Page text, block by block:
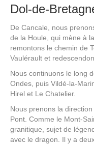
Dol-de-
De Cancale, nous
de la Houle, qui mène à
remontons le chemin de
Vaulérault et
Nous continuons le long
Ondes, puis Vildé-la-
Hirel et Le Chatelier.
Nous prenons la
Pont. Comme le Mont-
granitique, sujet de
avec le dragon. Il y a